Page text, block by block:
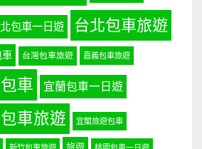
包車一日遊 台北包車旅遊
台灣包車旅遊 嘉義包車旅遊
車 宜蘭包車一日遊
車旅遊 宜蘭旅遊包車